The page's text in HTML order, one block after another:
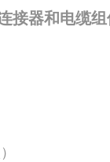
接器和电缆